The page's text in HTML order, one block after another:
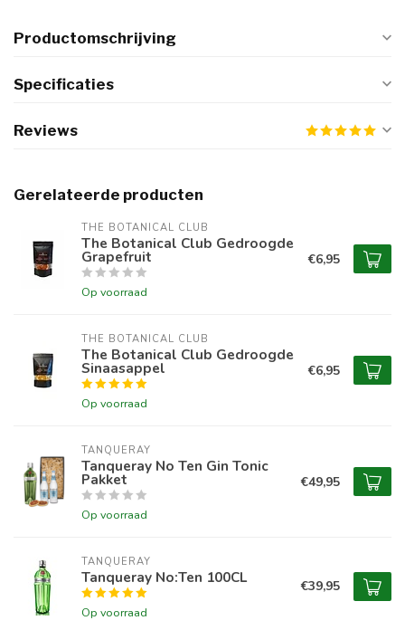
Productomschrijving
Specificaties
Reviews
Gerelateerde producten
THE BOTANICAL CLUB
The Botanical Club Gedroogde
Grapefruit
Op voorraad
€6,95
THE BOTANICAL CLUB
The Botanical Club Gedroogde
Sinaasappel
Op voorraad
€6,95
TANQUERAY
Tanqueray No Ten Gin Tonic
Pakket
Op voorraad
€49,95
TANQUERAY
Tanqueray No:Ten 100CL
Op voorraad
€39,95